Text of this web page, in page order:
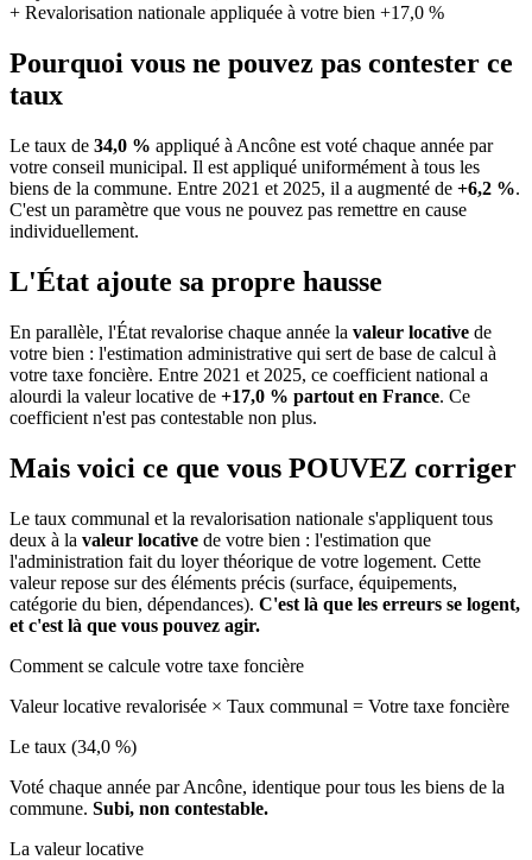
+ Revalorisation nationale appliquée à votre bien +17,0 %
Pourquoi vous ne pouvez pas contester ce
taux
Le taux de 34,0 % appliqué à Ancône est voté chaque année par
votre conseil municipal. Il est appliqué uniformément à tous les
biens de la commune. Entre 2021 et 2025, il a augmenté de +6,2 %.
C'est un paramètre que vous ne pouvez pas remettre en cause
individuellement.
L'État ajoute sa propre hausse
En parallèle, l'État revalorise chaque année la valeur locative de
votre bien : l'estimation administrative qui sert de base de calcul à
votre taxe foncière. Entre 2021 et 2025, ce coefficient national a
alourdi la valeur locative de +17,0 % partout en France. Ce
coefficient n'est pas contestable non plus.
Mais voici ce que vous POUVEZ corriger
Le taux communal et la revalorisation nationale s'appliquent tous
deux à la valeur locative de votre bien : l'estimation que
l'administration fait du loyer théorique de votre logement. Cette
valeur repose sur des éléments précis (surface, équipements,
catégorie du bien, dépendances). C'est là que les erreurs se logent,
et c'est là que vous pouvez agir.
Comment se calcule votre taxe foncière
Valeur locative revalorisée × Taux communal = Votre taxe foncière
Le taux (34,0 %)
Voté chaque année par Ancône, identique pour tous les biens de la
commune. Subi, non contestable.
La valeur locative